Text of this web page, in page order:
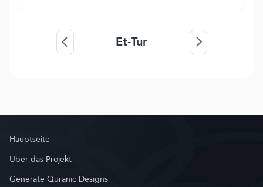
Et-Tur
Hauptseite
Über das Projekt
Generate Quranic Designs